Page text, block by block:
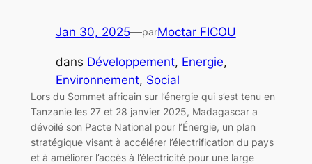
Jan 30, 2025—parMoctar FICOU
dans Développement, Energie
Environnement, Social
Lors du Sommet africain sur l’énergie qui s’est tenu en
Tanzanie les 27 et 28 janvier 2025, Madagascar a
dévoilé son Pacte National pour l’Énergie, un plan
stratégique visant à accélérer l’électrification du pays
et à améliorer l’accès à l’électricité pour une large